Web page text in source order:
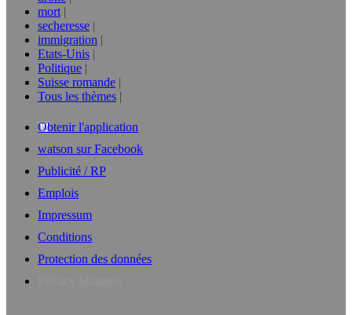
mort
secheresse
immigration
Etats-Unis
Politique
Suisse romande
Tous les thèmes
Obtenir l'application
watson sur Facebook
Publicité / RP
Emplois
Impressum
Conditions
Protection des données